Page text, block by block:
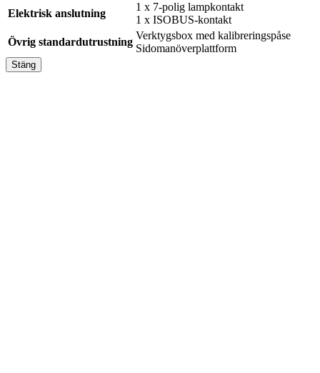
Elektrisk anslutning
1 x 7-polig lampkontakt
1 x ISOBUS-kontakt
Övrig standardutrustning
Verktygsbox med kalibreringspåse
Sidomanöverplattform
Stäng